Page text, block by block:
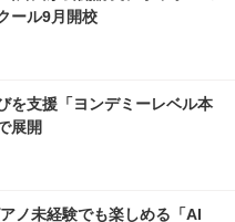
ール9月開校
を支援「ヨンデミーレベル本
展開
ノ未経験でも楽しめる「AI